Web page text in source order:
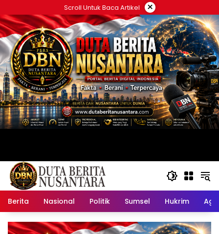
ke
konten
Scroll Untuk Baca Artikel ×
Berita Nasional Politik Sumsel Hukrim